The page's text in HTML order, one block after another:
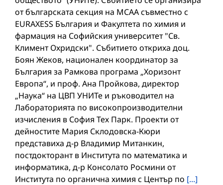
от българската секция на MCAA съвместно с
EURAXESS България и Факултета по химия и
фармация на Софийския университет "Св.
Климент Охридски". Събитието откриха доц.
Боян Жеков, национален координатор за
България за Рамкова програма „Хоризонт
Европа“, и проф. Ана Пройкова, директор
„Наука“ на ЦВП УНИТе и ръководител на
Лабораторията по високопроизводителни
изчисления в София Тех Парк. Проекти от
дейностите Мария Склодовска-Кюри
представиха д-р Владимир Митанкин,
постдокторант в Института по математика и
информатика, д-р Консолато Росмини от
Института по органична химия с Център по [...]